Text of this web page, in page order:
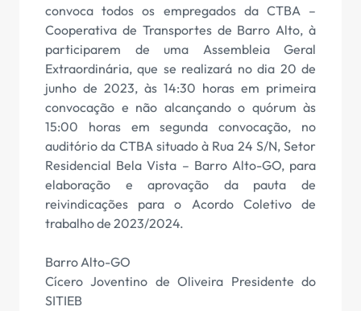
convoca todos os empregados da CTBA –
Cooperativa de Transportes de Barro Alto, à
participarem de uma Assembleia Geral
Extraordinária, que se realizará no dia 20 de
junho de 2023, às 14:30 horas em primeira
convocação e não alcançando o quórum às
15:00 horas em segunda convocação, no
auditório da CTBA situado à Rua 24 S/N, Setor
Residencial Bela Vista – Barro Alto-GO, para
elaboração e aprovação da pauta de
reivindicações para o Acordo Coletivo de
trabalho de 2023/2024.
Barro Alto-GO
Cícero Joventino de Oliveira Presidente do
SITIEB